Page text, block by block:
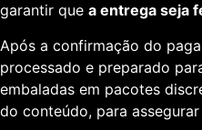
garantir que a entrega seja
Após a confirmação do
processado e preparado
embaladas em pacotes
do conteúdo, para